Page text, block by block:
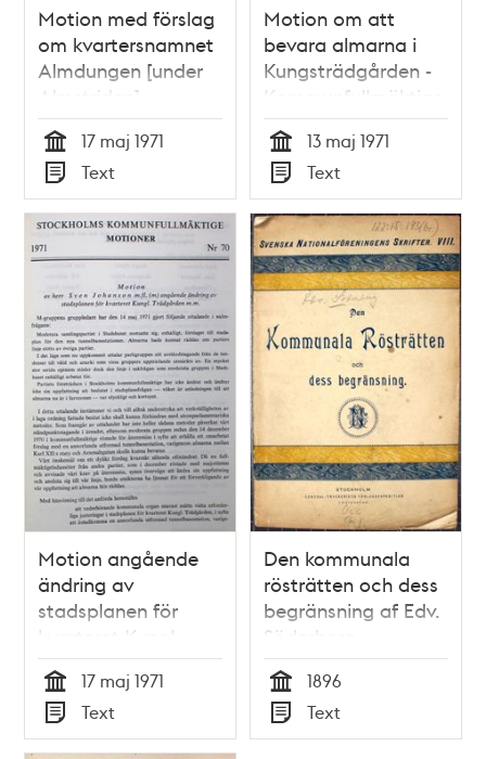
Motion med förslag
om kvartersnamnet
Almdungen [under
Almstriden] –
Kommunfullmäktige
1971
Tid
17 maj 1971
Typ
Text
Motion om att
bevara almarna i
Kungsträdgården -
Kommunfullmäktige
1971
Tid
13 maj 1971
Typ
Text
Motion angående
ändring av
stadsplanen för
kvarteret Kungl.
Trädgården m.m.
[Almstriden] –
Kommunfullmäktige
1971
Tid
17 maj 1971
Typ
Text
Den kommunala
rösträtten och dess
begränsning af Edv.
Söderberg
Tid
1896
Typ
Text